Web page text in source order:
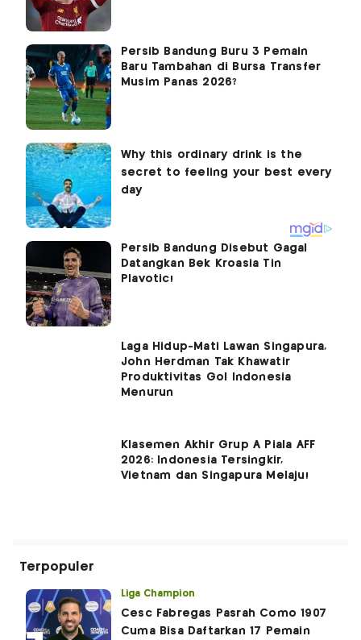
Persib Bandung Buru 3 Pemain
Baru Tambahan di Bursa Transfer
Musim Panas 2026?
Persib Bandung Disebut Gagal
Datangkan Bek Kroasia Tin
Plavotic!
Laga Hidup-Mati Lawan Singapura,
John Herdman Tak Khawatir
Produktivitas Gol Indonesia
Menurun
Klasemen Akhir Grup A Piala AFF
2026: Indonesia Tersingkir,
Vietnam dan Singapura Melaju!
Terpopuler
Liga Champion
Cesc Fabregas Pasrah Como 1907
Cuma Bisa Daftarkan 17 Pemain